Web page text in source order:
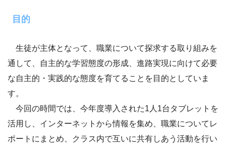
目的
生徒が主体となって、職業について探求する取り組みを
通して、自主的な学習態度の形成、進路実現に向けて必要
な自主的・実践的な態度を育てることを目的としていま
す。
今回の時間では、今年度導入された1人1台タブレットを
活用し、インターネットから情報を集め、職業についてレ
ポートにまとめ、クラス内で互いに共有しあう活動を行い